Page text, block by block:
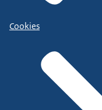
Cookies